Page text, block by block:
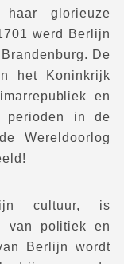
glorieuze
werd Berlijn
De
het Koninkrijk
en
perioden in de
Wereldoorlog
cultuur, is
van politiek en
Berlijn wordt